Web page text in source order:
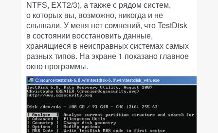
NTFS, EXT2/3), а также с рядом систем,
о которых вы, возможно, никогда и не
слышали. У меня нет сомнений, что TestDisk
в состоянии восстановить данные,
хранящиеся в неисправных системах самых
разных типов. На экране 1 показано главное
окно программы.